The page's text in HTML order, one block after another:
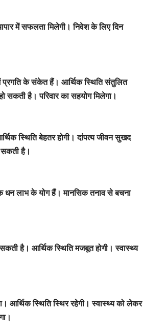
में सफलता मिलेगी। निवेश के लिए दिन
के संकेत हैं। आर्थिक स्थिति संतुलित
सकती है। परिवार का सहयोग मिलेगा।
स्थिति बेहतर होगी। दांपत्य जीवन सुखद
सकती है।
लाभ के योग हैं। मानसिक तनाव से बचना
है। आर्थिक स्थिति मजबूत होगी। स्वास्थ्य
आर्थिक स्थिति स्थिर रहेगी। स्वास्थ्य को लेकर